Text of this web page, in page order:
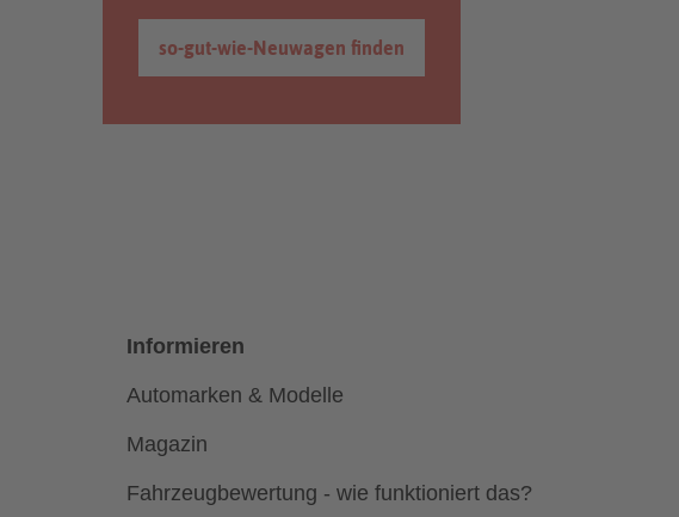
so-gut-wie-Neuwagen finden
Informieren
Automarken & Modelle
Magazin
Fahrzeugbewertung - wie funktioniert das?